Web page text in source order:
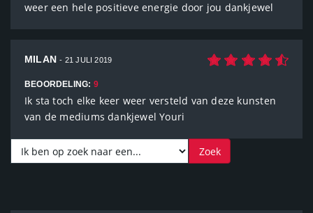
weer een hele positieve energie door jou dankjewel
MILAN- 21 JULI 2019
BEOORDELING: 9
Ik sta toch elke keer weer versteld van deze kunsten
van de mediums dankjewel Youri